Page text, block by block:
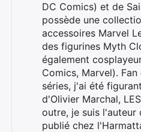
DC Comics) et de
possède une
accessoires Marvel
des figurines Myth
également
Comics, Marvel).
séries, j'ai été
d'Olivier Marchal,
outre, je suis l'auteur
publié chez
Rechercher
: